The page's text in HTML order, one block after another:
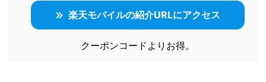
楽天モバイルの紹介URLにアクセス
クーポンコードよりお得。